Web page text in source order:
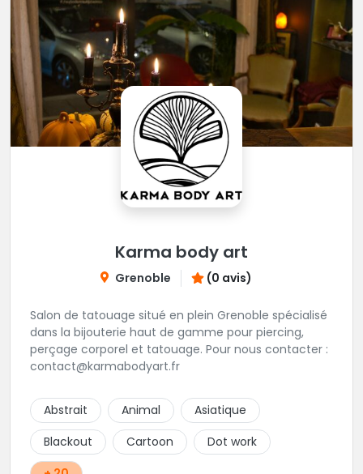
Karma body art
Grenoble (0 avis)
Salon de tatouage situé en plein Grenoble spécialisé
dans la bijouterie haut de gamme pour piercing,
perçage corporel et tatouage. Pour nous contacter :
contact@karmabodyart.fr
Abstrait Animal
Asiatique
Blackout
Cartoon
Dot work